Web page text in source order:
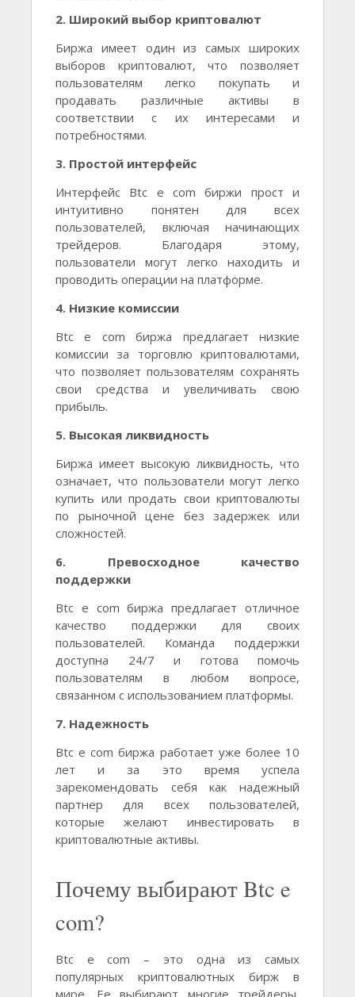
2. Широкий выбор криптовалют
Биржа имеет один из самых широких
выборов криптовалют, что позволяет
пользователям легко покупать и
продавать различные активы в
соответствии с их интересами и
потребностями.
3. Простой интерфейс
Интерфейс Btc e com биржи прост и
интуитивно понятен для всех
пользователей, включая начинающих
трейдеров. Благодаря этому,
пользователи могут легко находить и
проводить операции на платформе.
4. Низкие комиссии
Btc e com биржа предлагает низкие
комиссии за торговлю криптовалютами,
что позволяет пользователям сохранять
свои средства и увеличивать свою
прибыль.
5. Высокая ликвидность
Биржа имеет высокую ликвидность, что
означает, что пользователи могут легко
купить или продать свои криптовалюты
по рыночной цене без задержек или
сложностей.
6. Превосходное качество
поддержки
Btc e com биржа предлагает отличное
качество поддержки для своих
пользователей. Команда поддержки
доступна 24/7 и готова помочь
пользователям в любом вопросе,
связанном с использованием платформы.
7. Надежность
Btc e com биржа работает уже более 10
лет и за это время успела
зарекомендовать себя как надежный
партнер для всех пользователей,
которые желают инвестировать в
криптовалютные активы.
Почему выбирают Btc e
com?
Btc e com – это одна из самых
популярных криптовалютных бирж в